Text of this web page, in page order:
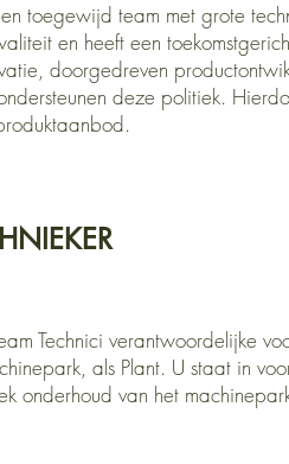
toegewijd team met grote
en heeft een
doorgedreven
deze politiek.
Technici verantwoordelijke
als Plant. U staat in
onderhoud van het